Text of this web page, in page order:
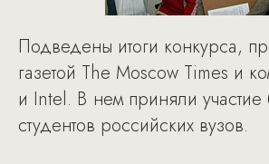
Подведены итоги конкурса,
газетой The Moscow Times и
и Intel. В нем приняли
студентов российских вузов.